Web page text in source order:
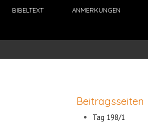
BIBELTEXT ANMERKUNGEN
Beitragsseiten
Tag 198/1